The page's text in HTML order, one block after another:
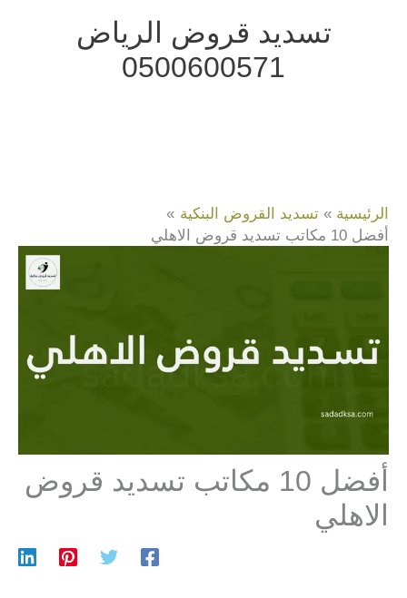
تسديد قروض الرياض
0500600571
الرئيسية
تسديد القروض البنكية
أفضل 10 مكاتب تسديد قروض الاهلي
أفضل 10 مكاتب تسديد قروض
الاهلي